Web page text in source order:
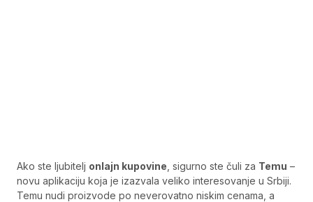
Ako ste ljubitelj onlajn kupovine , sigurno ste čuli za Temu –
novu aplikaciju koja je izazvala veliko interesovanje u Srbiji.
Temu nudi proizvode po neverovatno niskim cenama, a